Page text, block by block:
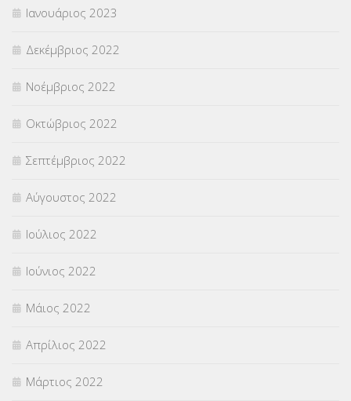
Ιανουάριος 2023
Δεκέμβριος 2022
Νοέμβριος 2022
Οκτώβριος 2022
Σεπτέμβριος 2022
Αύγουστος 2022
Ιούλιος 2022
Ιούνιος 2022
Μάιος 2022
Απρίλιος 2022
Μάρτιος 2022